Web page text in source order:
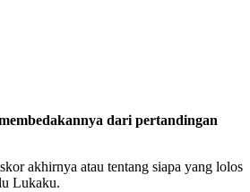
dari pertandingan
akhirnya atau tentang siapa yang lolos
Lukaku.